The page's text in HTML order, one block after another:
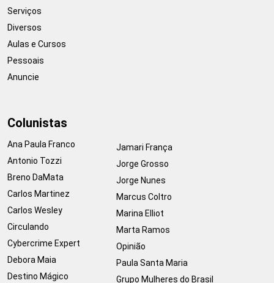
Serviços
Diversos
Aulas e Cursos
Pessoais
Anuncie
Colunistas
Ana Paula Franco
Antonio Tozzi
Breno DaMata
Carlos Martinez
Carlos Wesley
Circulando
Cybercrime Expert
Debora Maia
Destino Mágico
Jamari França
Jorge Grosso
Jorge Nunes
Marcus Coltro
Marina Elliot
Marta Ramos
Opinião
Paula Santa Maria
Grupo Mulheres do Brasil